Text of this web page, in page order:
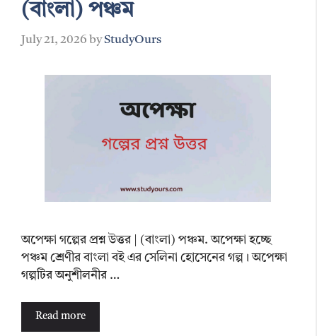
(বাংলা) পঞ্চম
July 21, 2026 byStudyOurs
অপেক্ষা গল্পের প্রশ্ন উত্তর | (বাংলা) পঞ্চম. অপেক্ষা হচ্ছে
পঞ্চম শ্রেণীর বাংলা বই এর সেলিনা হোসেনের গল্প। অপেক্ষা
গল্পটির অনুশীলনীর …
Read more